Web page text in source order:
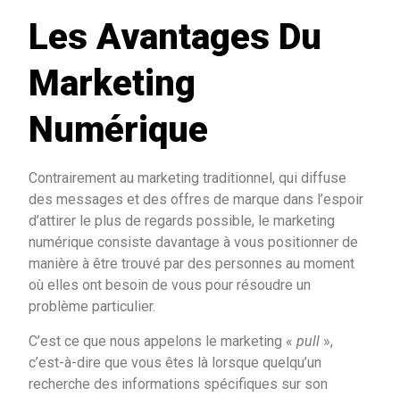
Les Avantages Du
Marketing
Numérique
Contrairement au marketing traditionnel, qui diffuse
des messages et des offres de marque dans l’espoir
d’attirer le plus de regards possible, le marketing
numérique consiste davantage à vous positionner de
manière à être trouvé par des personnes au moment
où elles ont besoin de vous pour résoudre un
problème particulier.
C’est ce que nous appelons le marketing « pull »,
c’est-à-dire que vous êtes là lorsque quelqu’un
recherche des informations spécifiques sur son